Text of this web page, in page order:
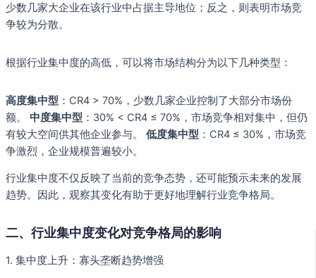
少数几家大企业在该行业中占据主导地位；反之，则表明市场竞
争较为分散。
根据行业集中度的高低，可以将市场结构分为以下几种类型：
高度集中型 ：CR4 > 70%，少数几家企业控制了大部分市场份
额。 中度集中型 ：30% < CR4 ≤ 70%，市场竞争相对集中，但仍
有较大空间供其他企业参与。 低度集中型 ：CR4 ≤ 30%，市场竞
争激烈，企业规模普遍较小。
行业集中度不仅反映了当前的竞争态势，还可能预示未来的发展
趋势。因此，观察其变化有助于更好地理解行业竞争格局。
二、行业集中度变化对竞争格局的影响
1. 集中度上升：寡头垄断趋势增强